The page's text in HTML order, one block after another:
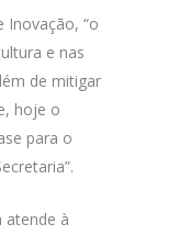
Inovação, “o
e nas
de mitigar
hoje o
para o
atende à